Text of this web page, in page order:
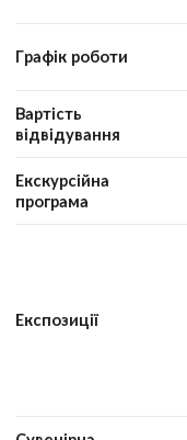
Графік роботи
Вартість
відвідування
Екскурсійна
програма
Експозиції